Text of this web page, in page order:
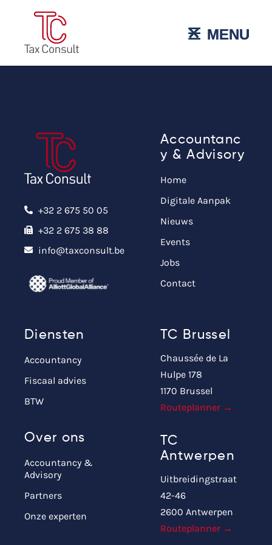
☰ MENU
˟ MENU
+32 2 675 50 05
+32 2 675 38 88
info@taxconsult.be
Accountanc
y & Advisory
Home
Digitale Aanpak
Nieuws
Events
Jobs
Contact
Diensten
Accountancy
Fiscaal advies
BTW
Over ons
Accountancy &
Advisory
Partners
Onze experten
TC Brussel
Chaussée de La
Hulpe 178
1170 Brussel
Routeplanner →
TC
Antwerpen
Uitbreidingstraat
42-46
2600 Antwerpen
Routeplanner →